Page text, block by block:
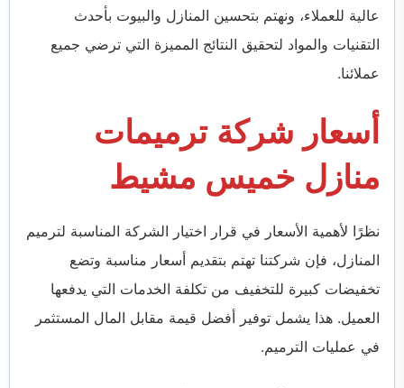
عالية للعملاء، ونهتم بتحسين المنازل والبيوت بأحدث
التقنيات والمواد لتحقيق النتائج المميزة التي ترضي جميع
عملائنا.
أسعار شركة ترميمات
منازل خميس مشيط
نظرًا لأهمية الأسعار في قرار اختيار الشركة المناسبة لترميم
المنازل، فإن شركتنا تهتم بتقديم أسعار مناسبة وتضع
تخفيضات كبيرة للتخفيف من تكلفة الخدمات التي يدفعها
العميل. هذا يشمل توفير أفضل قيمة مقابل المال المستثمر
في عمليات الترميم.